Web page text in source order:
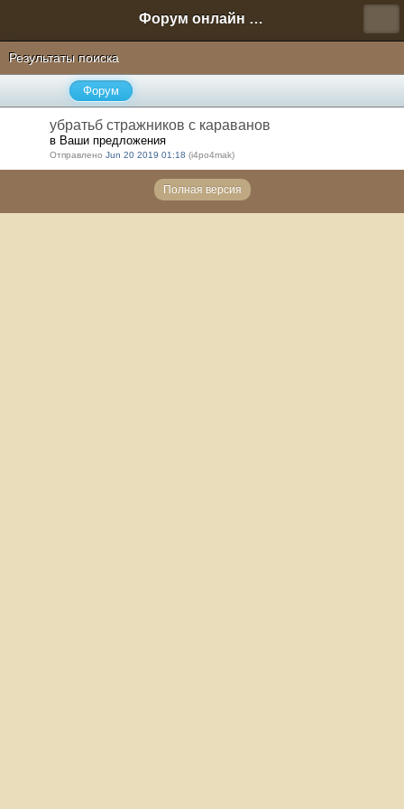
Форум онлайн игры "Новая Эра" (Нюра Биз)
Результаты поиска
Форум
убратьб стражников с караванов
в Ваши предложения
Отправлено Jun 20 2019 01:18 (i4po4mak)
Полная версия